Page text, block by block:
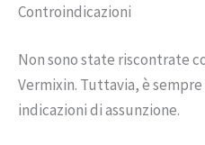
Controindicazioni
Non sono state riscontrate
Vermixin. Tuttavia, è
indicazioni di assunzione.